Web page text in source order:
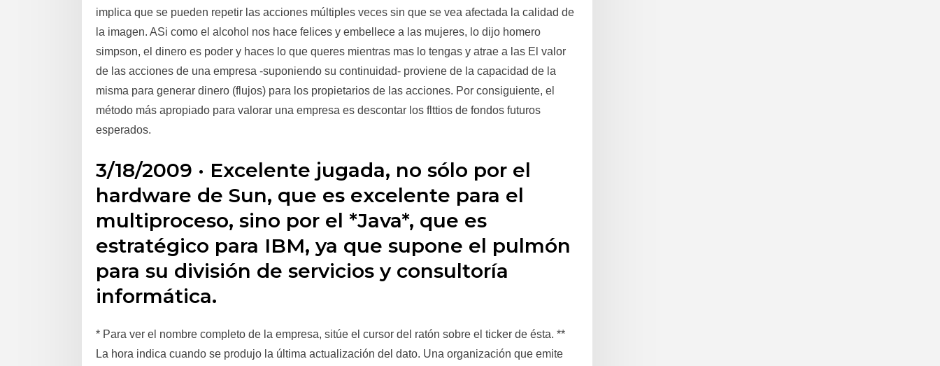
implica que se pueden repetir las acciones múltiples veces sin que se vea afectada la calidad de
la imagen. ASi como el alcohol nos hace felices y embellece a las mujeres, lo dijo homero
simpson, el dinero es poder y haces lo que queres mientras mas lo tengas y atrae a las El valor
de las acciones de una empresa -suponiendo su continuidad- proviene de la capacidad de la
misma para generar dinero (flujos) para los propietarios de las acciones. Por consiguiente, el
método más apropiado para valorar una empresa es descontar los flttios de fondos futuros
esperados.
3/18/2009 · Excelente jugada, no sólo por el
hardware de Sun, que es excelente para el
multiproceso, sino por el *Java*, que es
estratégico para IBM, ya que supone el pulmón
para su división de servicios y consultoría
informática.
* Para ver el nombre completo de la empresa, sitúe el cursor del ratón sobre el ticker de ésta. **
La hora indica cuando se produjo la última actualización del dato. Una organización que emite